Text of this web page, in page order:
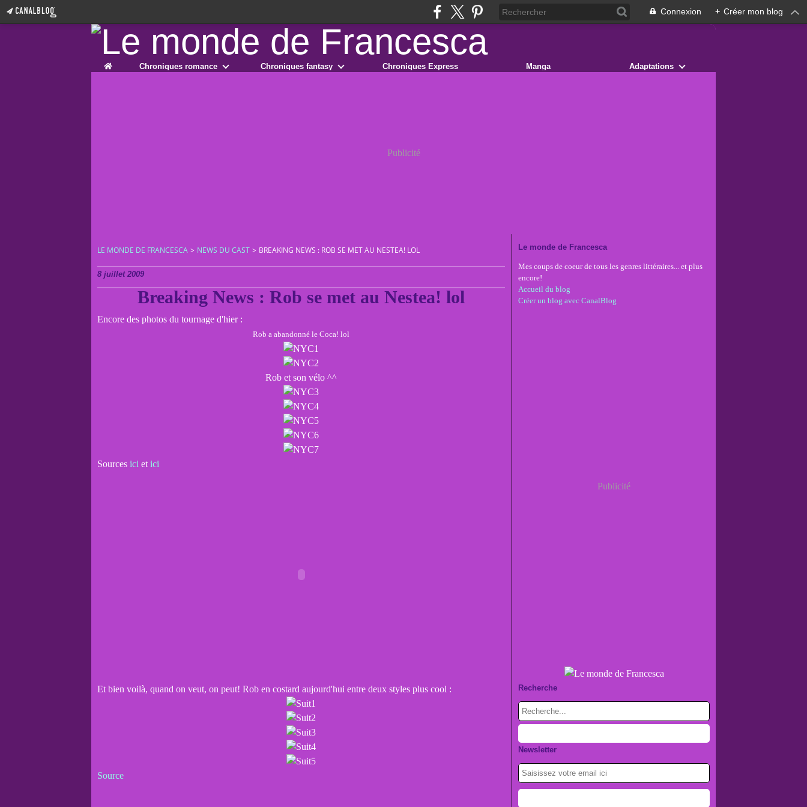
Connexion + Créer mon blog
Home Chroniques romance Chroniques fantasy Chroniques Express Manga Adaptations
Publicité
LE MONDE DE FRANCESCA > NEWS DU CAST > BREAKING NEWS : ROB SE MET AU NESTEA! LOL
8 juillet 2009
Breaking News : Rob se met au Nestea! lol
Encore des photos du tournage d'hier :
Rob a abandonné le Coca! lol
Rob et son vélo ^^
Sources ici et ici
Et bien voilà, quand on veut, on peut! Rob en costard aujourd'hui entre deux styles plus cool :
Source
Le monde de Francesca
Mes coups de coeur de tous les genres littéraires... et plus
encore!
Accueil du blog
Créer un blog avec CanalBlog
Publicité
Recherche
Newsletter